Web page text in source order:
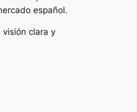
español.
visión clara y